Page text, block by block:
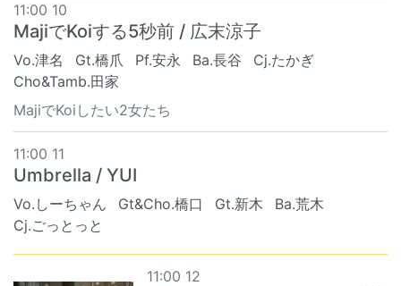
11:00 10
MajiでKoiする5秒前 / 広末涼子
Vo.津名 Gt.橋爪 Pf.安永 Ba.長谷
Cj.たかぎ
Cho&Tamb.田家
MajiでKoiしたい2女たち
11:00 11
Umbrella / YUI
Vo.しーちゃん Gt&Cho.橋口 Gt.新木
Ba.荒木
Cj.ごっとっと
11:00 12